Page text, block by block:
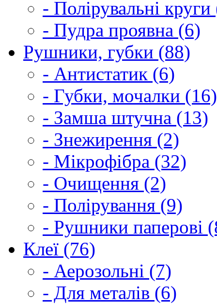
- Полірувальні
- Пудра проявна (6)
Рушники, губки (88)
- Антистатик (6)
- Губки, мочалки (16)
- Замша штучна (13)
- Знежирення (2)
- Мікрофібра (32)
- Очищення (2)
- Полірування (9)
- Рушники паперові
Клеї (76)
- Аерозольні (7)
- Для металів (6)